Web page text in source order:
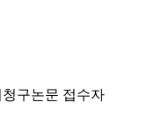
청구논문 접수자